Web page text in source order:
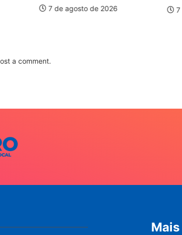
7 de agosto de 2026 7
a comment.